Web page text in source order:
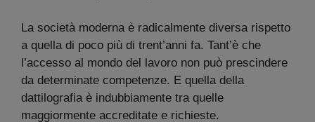
La società moderna è radicalmente diversa rispetto
a quella di poco più di trent’anni fa. Tant’è che
l’accesso al mondo del lavoro non può prescindere
da determinate competenze. E quella della
dattilografia è indubbiamente tra quelle
maggiormente accreditate e richieste.